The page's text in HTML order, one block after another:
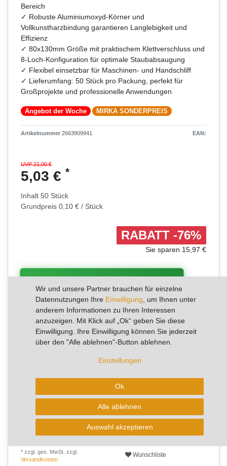
Bereich
✓ Robuste Aluminiumoxyd-Körner und
Vollkunstharzbindung garantieren Langlebigkeit und
Effizienz
✓ 80x130mm Größe mit praktischem Klettverschluss und
8-Loch-Konfiguration für optimale Staubabsaugung
✓ Flexibel einsetzbar für Maschinen- und Handschliff
✓ Lieferumfang: 50 Stück pro Packung, perfekt für
Großprojekte und professionelle Anwendungen
Angebot der Woche MIRKA SONDERPREIS
Artikelnummer 2663909941 EAN:
UVP 21,00 €
5,03 € *
Inhalt 50 Stück
Grundpreis 0,10 € / Stück
RABATT -76%
Sie sparen 15,97 €
Lagerware - Sofort lieferbar!
✨
✨
⭐5+
Verkäufe pro Woche
lagernd - jetzt sichern 🔥
In den Warenkorb
* zzgl. ges. MwSt. zzgl.
Versandkosten
Wunschliste
Wir und unsere Partner brauchen für einzelne
Datennutzungen Ihre Einwilligung , um Ihnen unter
anderem Informationen zu Ihren Interessen
anzuzeigen. Mit Klick auf „Ok“ geben Sie diese
Einwilligung. Ihre Einwilligung können Sie jederzeit
über den "Alle ablehnen"-Button ablehnen.
Einstellungen
Ok
Alle ablehnen
Auswahl akzeptieren